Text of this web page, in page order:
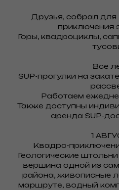
Друзья, собрал для
приключения
Горы, квадроциклы,
Все
SUP-прогулки на
Работаем
Также доступны
аренда SUP-
1
Квадро-
Геологические
вершина одной из
района, живописные
маршруте, водный